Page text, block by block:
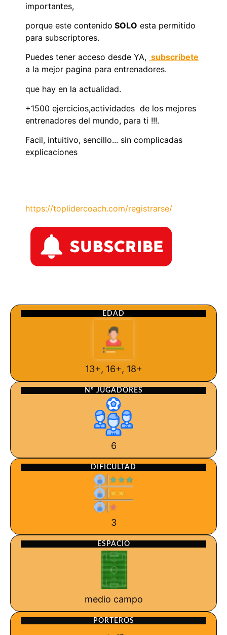
importantes,
porque este contenido SOLO esta permitido
para subscriptores.
Puedes tener acceso desde YA, subscríbete
a la mejor pagina para entrenadores.
que hay en la actualidad.
+1500 ejercicios,actividades de los mejores
entrenadores del mundo, para ti !!!.
Facil, intuitivo, sencillo... sin complicadas
explicaciones
https://toplidercoach.com/registrarse/
EDAD
13+, 16+, 18+
Nº JUGADORES
6
DIFICULTAD
3
ESPACIO
medio campo
PORTEROS